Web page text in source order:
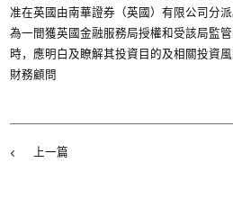
准在英國由南華證券（英國）有限公司分
為一間獲英國金融服務局授權和受該局監
時，應明白及瞭解其投資目的及相關投資
財務顧問
上一篇